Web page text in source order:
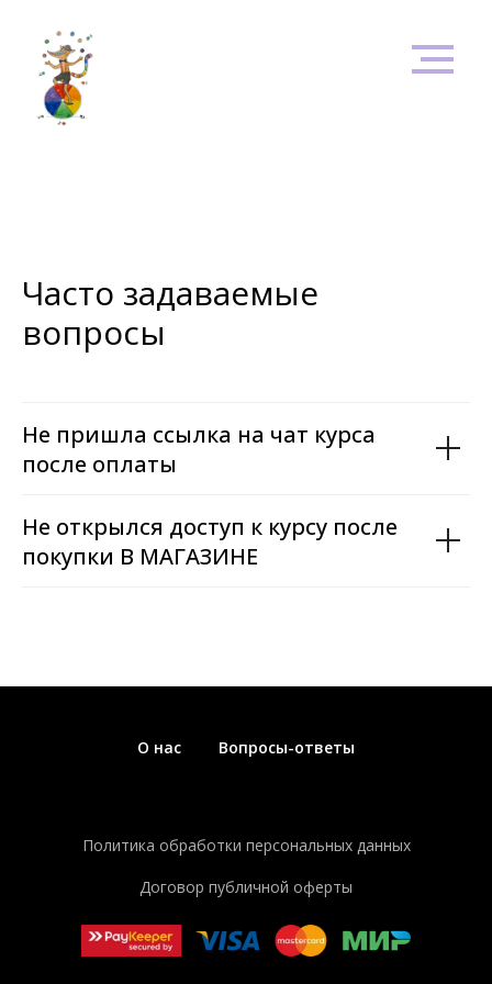
Часто задаваемые
вопросы
Не пришла ссылка на чат курса
после оплаты
Не открылся доступ к курсу после
покупки В МАГАЗИНЕ
О нас Вопросы-ответы
Политика обработки персональных данных
Договор публичной оферты